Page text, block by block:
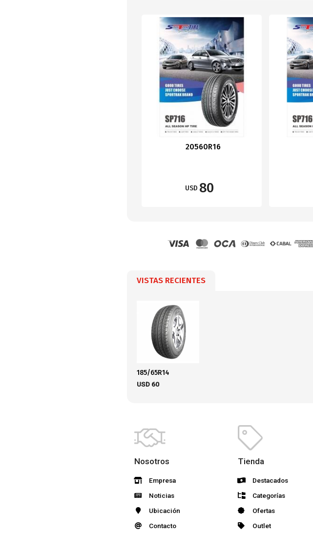
20560R16
USD 80
VISTAS RECIENTES
185/65R14
USD 60
Nosotros
Empresa
Noticias
Ubicación
Contacto
Tienda
Destacados
Categorías
Ofertas
Outlet